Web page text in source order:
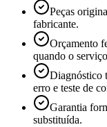
Peças
fabricante.
Orçamento
quando o
Diagnóstico
erro e teste de
Garantia
substituída.